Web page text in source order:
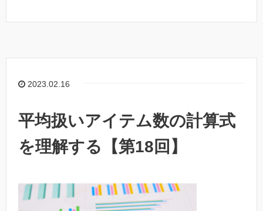
2023.02.16
平均扱いアイテム数の計算式
を理解する【第18回】